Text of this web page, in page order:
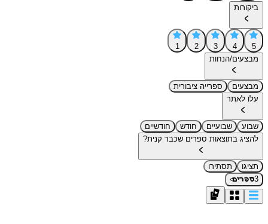
ביקורות
5
4
3
2
1
מבצעים/הנחות
מבצעים
ספרייה ציבורית
עלו לאתר
שבוע שבועיים חודש
חודשיים
להציג בתוצאות ספרים שכבר קנית?
תציגו
תסתירו
3ספרים›